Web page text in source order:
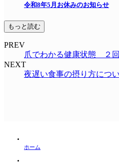
令和8年5月お休みのお知らせ
もっと読む
PREV
爪でわかる健康状態 ２
NEXT
夜遅い食事の摂り方につ
ホーム